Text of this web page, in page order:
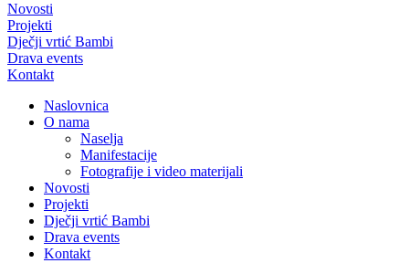
Novosti
Projekti
Dječji vrtić Bambi
Drava events
Kontakt
Naslovnica
O nama
Naselja
Manifestacije
Fotografije i video materijali
Novosti
Projekti
Dječji vrtić Bambi
Drava events
Kontakt